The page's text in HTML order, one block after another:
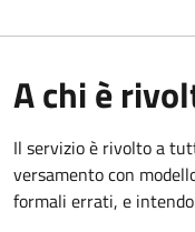
A chi è
Il servizio è rivolto a
versamento con
formali errati, e